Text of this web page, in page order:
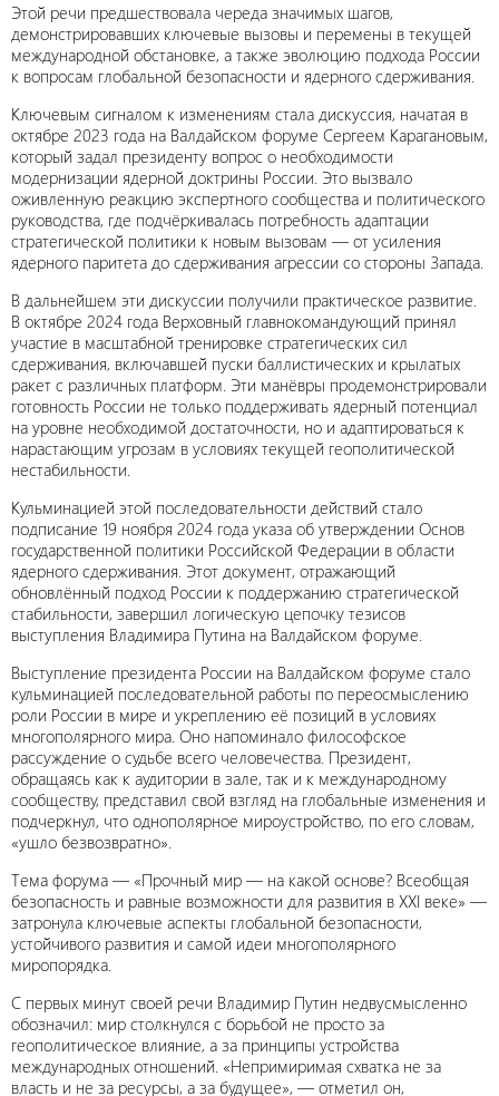
Этой речи предшествовала череда значимых шагов,
демонстрировавших ключевые вызовы и перемены в текущей
международной обстановке, а также эволюцию подхода России
к вопросам глобальной безопасности и ядерного сдерживания.
Ключевым сигналом к изменениям стала дискуссия, начатая в
октябре 2023 года на Валдайском форуме Сергеем Карагановым,
который задал президенту вопрос о необходимости
модернизации ядерной доктрины России. Это вызвало
оживленную реакцию экспертного сообщества и политического
руководства, где подчёркивалась потребность адаптации
стратегической политики к новым вызовам — от усиления
ядерного паритета до сдерживания агрессии со стороны Запада.
В дальнейшем эти дискуссии получили практическое развитие.
В октябре 2024 года Верховный главнокомандующий принял
участие в масштабной тренировке стратегических сил
сдерживания, включавшей пуски баллистических и крылатых
ракет с различных платформ. Эти манёвры продемонстрировали
готовность России не только поддерживать ядерный потенциал
на уровне необходимой достаточности, но и адаптироваться к
нарастающим угрозам в условиях текущей геополитической
нестабильности.
Кульминацией этой последовательности действий стало
подписание 19 ноября 2024 года указа об утверждении Основ
государственной политики Российской Федерации в области
ядерного сдерживания. Этот документ, отражающий
обновлённый подход России к поддержанию стратегической
стабильности, завершил логическую цепочку тезисов
выступления Владимира Путина на Валдайском форуме.
Выступление президента России на Валдайском форуме стало
кульминацией последовательной работы по переосмыслению
роли России в мире и укреплению её позиций в условиях
многополярного мира. Оно напоминало философское
рассуждение о судьбе всего человечества. Президент,
обращаясь как к аудитории в зале, так и к международному
сообществу, представил свой взгляд на глобальные изменения и
подчеркнул, что однополярное мироустройство, по его словам,
«ушло безвозвратно».
Тема форума — «Прочный мир — на какой основе? Всеобщая
безопасность и равные возможности для развития в XXI веке» —
затронула ключевые аспекты глобальной безопасности,
устойчивого развития и самой идеи многополярного
миропорядка.
С первых минут своей речи Владимир Путин недвусмысленно
обозначил: мир столкнулся с борьбой не просто за
геополитическое влияние, а за принципы устройства
международных отношений. «Непримиримая схватка не за
власть и не за ресурсы, а за будущее», — отметил он,